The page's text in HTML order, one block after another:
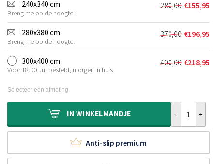
€210,00.
€119,95.
240x340 cm
Breng me op de hoogte!
280,00
prijs
was:
€280,00.
€155,95
Huidige
prijs
is:
€155,95.
280x380 cm
Breng me op de hoogte!
370,00
prijs
was:
€370,00.
€196,95
Huidige
prijs
is:
€196,95.
300x400 cm
Voor 18:00 uur besteld, morgen in huis
400,00 €218,95
Huidige
Selecteer een afmeting
IN WINKELMANDJE
Anti-slip premium